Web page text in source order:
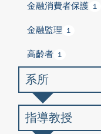
金融消費者保護 1
金融監理 1
高齡者 1
系所
指導教授